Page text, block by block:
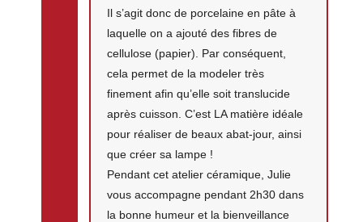
Il s’agit donc de porcelaine en pâte à
laquelle on a ajouté des fibres de
cellulose (papier). Par conséquent,
cela permet de la modeler très
finement afin qu’elle soit translucide
après cuisson. C’est LA matière idéale
pour réaliser de beaux abat-jour, ainsi
que créer sa lampe !
Pendant cet atelier céramique, Julie
vous accompagne pendant 2h30 dans
la bonne humeur et la bienveillance